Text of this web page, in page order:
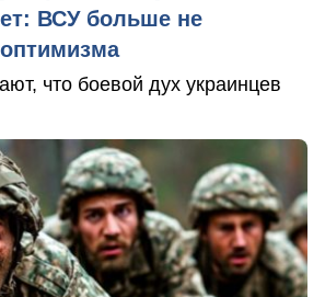
ВСУ больше не
что боевой дух украинцев